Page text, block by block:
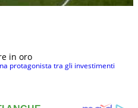
in oro
protagonista tra gli investimenti